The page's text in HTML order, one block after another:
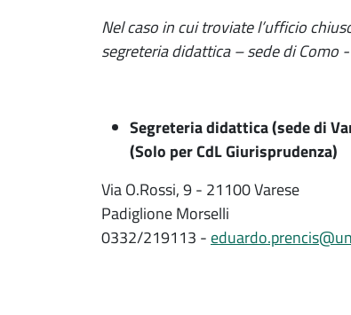
Nel caso in cui troviate l’ufficio
segreteria didattica – sede di
Segreteria didattica (sede di
(Solo per CdL Giurisprudenza)
Via O.Rossi, 9 - 21100 Varese
Padiglione Morselli
0332/219113 -